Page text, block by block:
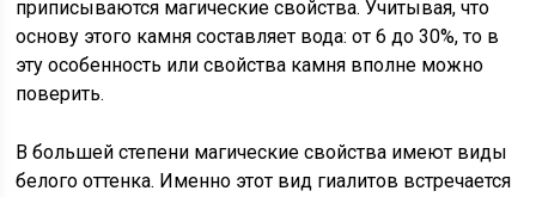
приписываются магические свойства. Учитывая, что
основу этого камня составляет вода: от 6 до 30%, то в
эту особенность или свойства камня вполне можно
поверить.
В большей степени магические свойства имеют виды
белого оттенка. Именно этот вид гиалитов встречается